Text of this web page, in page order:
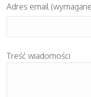
Adres email
Treść wiadomości